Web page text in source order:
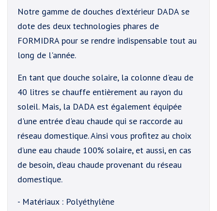
Notre gamme de douches d'extérieur DADA se
dote des deux technologies phares de
FORMIDRA pour se rendre indispensable tout au
long de l'année.
En tant que douche solaire, la colonne d'eau de
40 litres se chauffe entièrement au rayon du
soleil. Mais, la DADA est également équipée
d'une entrée d'eau chaude qui se raccorde au
réseau domestique. Ainsi vous profitez au choix
d’une eau chaude 100% solaire, et aussi, en cas
de besoin, d’eau chaude provenant du réseau
domestique.
- Matériaux : Polyéthylène